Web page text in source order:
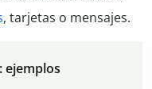
, tarjetas o mensajes.
ejemplos